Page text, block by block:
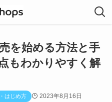
を始める方法と手
もわかりやすく解
はじめ方 2023年8月16日